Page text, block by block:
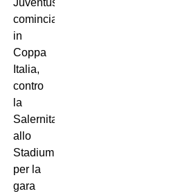
Juventus
comincia
in
Coppa
Italia,
contro
la
Salernitana
allo
Stadium,
per la
gara